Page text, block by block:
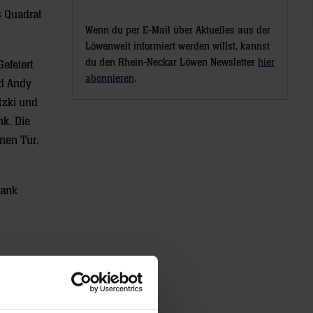
Andy
und
Die
Tür,
Wenn du per E-Mail über Aktuelles aus der
Löwenwelt informiert werden willst, kannst
du den Rhein-Neckar Löwen Newsletter hier
abonnieren.